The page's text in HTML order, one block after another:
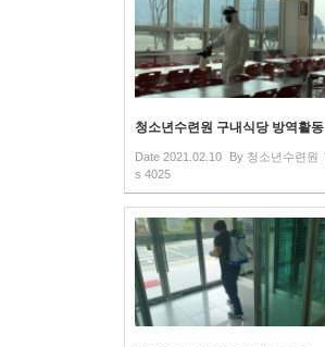
청소년수련원 구내식당 방역활동
Date 2021.02.10 By 청소년수련원
s 4025